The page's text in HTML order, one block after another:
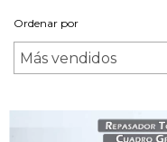
Ordenar por